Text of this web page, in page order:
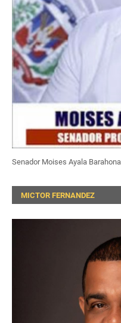
Senador Moises Ayala Barahona
MICTOR FERNANDEZ